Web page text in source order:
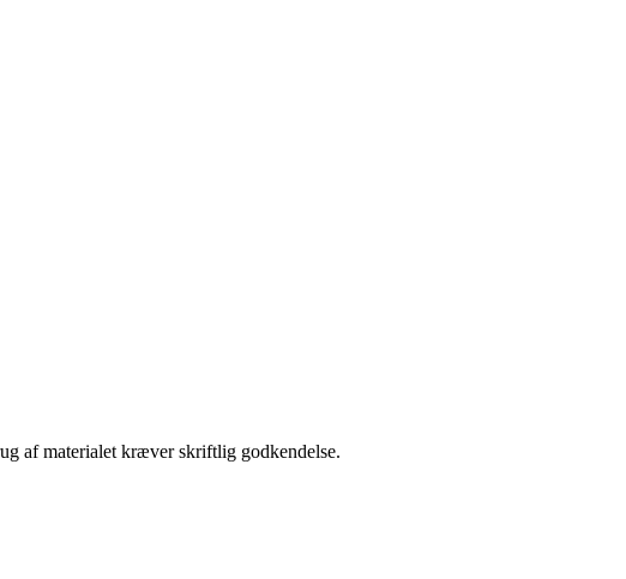
af materialet kræver skriftlig godkendelse.